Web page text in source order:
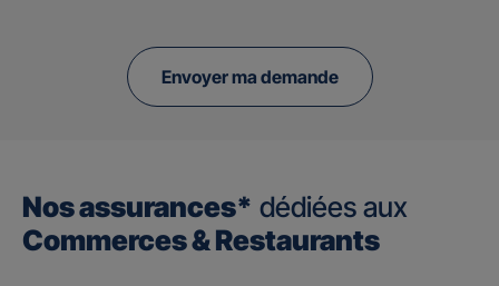
Envoyer ma demande
Nos assurances* dédiées aux
Commerces & Restaurants